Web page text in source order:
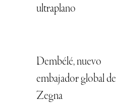
ultraplano
Dembélé, nuevo
embajador global de
Zegna